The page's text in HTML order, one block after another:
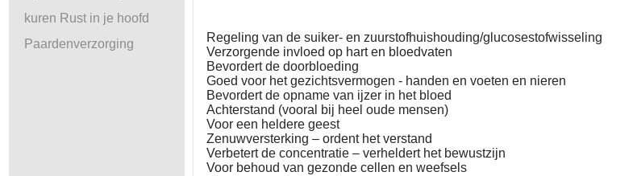
kuren Rust in je hoofd
Paardenverzorging
Regeling van de suiker- en zuurstofhuishouding/glucosestofwisseling
Verzorgende invloed op hart en bloedvaten
Bevordert de doorbloeding
Goed voor het gezichtsvermogen - handen en voeten en nieren
Bevordert de opname van ijzer in het bloed
Achterstand (vooral bij heel oude mensen)
Voor een heldere geest
Zenuwversterking – ordent het verstand
Verbetert de concentratie – verheldert het bewustzijn
Voor behoud van gezonde cellen en weefsels